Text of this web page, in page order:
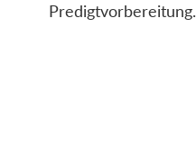
Predigtvorbereitung.